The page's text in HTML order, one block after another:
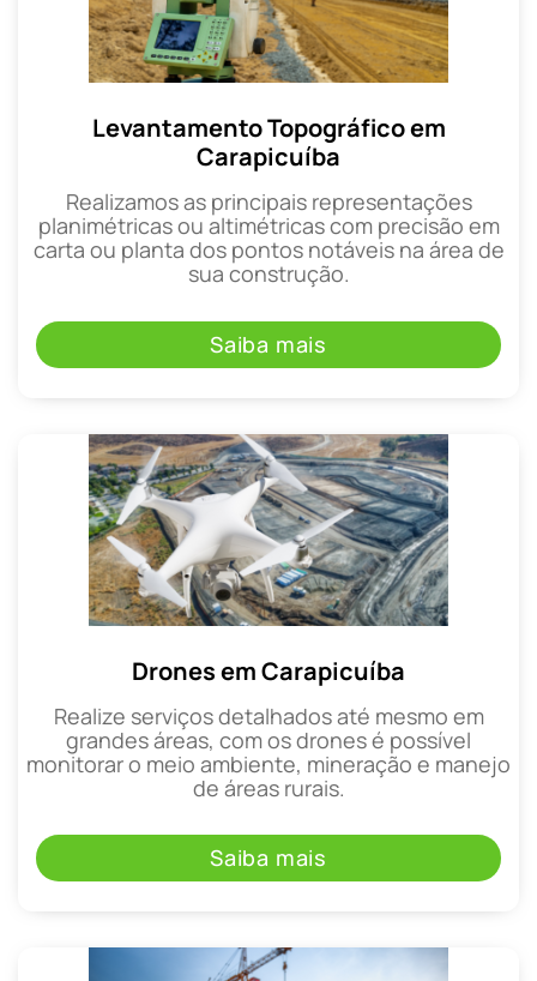
Levantamento Topográfico em
Carapicuíba
Realizamos as principais representações
planimétricas ou altimétricas com precisão em
carta ou planta dos pontos notáveis na área de
sua construção.
Saiba mais
Drones em Carapicuíba
Realize serviços detalhados até mesmo em
grandes áreas, com os drones é possível
monitorar o meio ambiente, mineração e manejo
de áreas rurais.
Saiba mais